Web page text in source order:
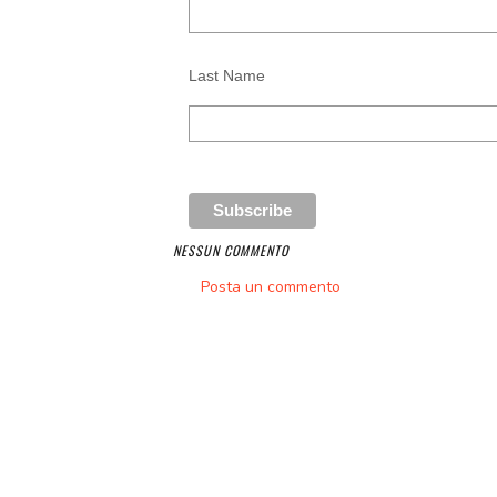
Last Name
NESSUN COMMENTO
Posta un commento